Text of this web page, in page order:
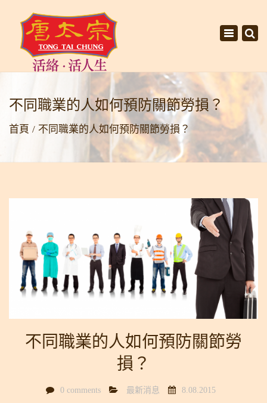
Toggle
不同職業的人如何預防關節勞損？
首頁 不同職業的人如何預防關節勞損？
不同職業的人如何預防關節勞
損？
0 comments 最新消息 8.08.2015